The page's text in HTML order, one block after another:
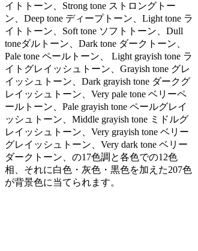
イトトーン、Strong tone ストロングトー
ン、Deep tone ディープトーン、Light tone ラ
イトトーン、Soft tone ソフトトーン、Dull
toneダルトーン、Dark tone ダークトーン、
Pale tone ペールトーン、 Light grayish tone ラ
イトグレイッシュトーン、Grayish tone グレ
イッシュトーン、Dark grayish tone ダークグ
レイッシュトーン、Very pale tone ベリーペ
ールトーン、Pale grayish tone ペールグレイ
ッシュトーン、Middle grayish tone ミドルグ
レイッシュトーン、Very grayish tone ベリー
グレイッシュトーン、Very dark tone ベリー
ダークトーン、の17色調と各色での12色
相、それに白色・灰色・黒色を加えた207色
が背景色に当てられます。